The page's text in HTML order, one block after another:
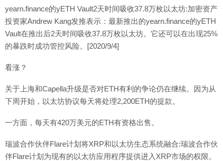
yearn.finance的yETH Vault2天时间吸收37.8万枚以太坊:加密资产
投资家Andrew Kang发推表示：最新推出的yearn.finance的yETH
Vault在推出后2天时间吸收37.8万枚以太坊。它还可以在出现25%
的暴跌时成功管控风险。[2020/9/4]
看涨？
关于上海和Capella升级是否对ETH有利的争论仍在继续。因为从
下周开始，以太坊协议每天将处理2,200ETH的提款。
一方面，每天有420万美元的ETH有资格出售。
瑞波合作伙伴Flare计划将XRP和以太坊生态系统融合:瑞波合作伙
伴Flare计划为现有的以太坊应用程序提供进入XRP市场的权限。